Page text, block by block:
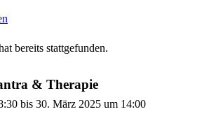
bereits stattgefunden.
& Therapie
bis 30. März 2025 um 14:00